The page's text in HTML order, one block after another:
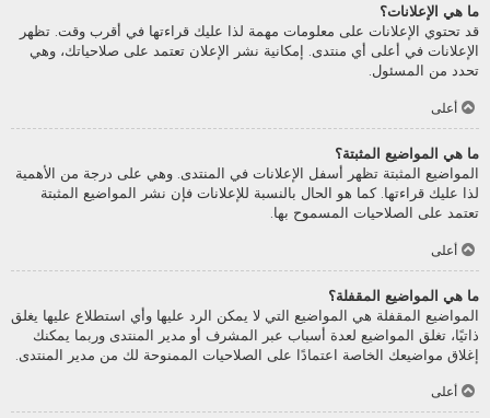
ما هي الإعلانات؟
قد تحتوي الإعلانات على معلومات مهمة لذا عليك قراءتها في أقرب وقت. تظهر
الإعلانات في أعلى أي منتدى. إمكانية نشر الإعلان تعتمد على صلاحياتك، وهي
تحدد من المسئول.
أعلى
ما هي المواضيع المثبتة؟
المواضيع المثبتة تظهر أسفل الإعلانات في المنتدى. وهي على درجة من الأهمية
لذا عليك قراءتها. كما هو الحال بالنسبة للإعلانات فإن نشر المواضيع المثبتة
تعتمد على الصلاحيات المسموح بها.
أعلى
ما هي المواضيع المقفلة؟
المواضيع المقفلة هي المواضيع التي لا يمكن الرد عليها وأي استطلاع عليها يغلق
ذاتيًا، تغلق المواضيع لعدة أسباب عبر المشرف أو مدير المنتدى وربما يمكنك
إغلاق مواضيعك الخاصة اعتمادًا على الصلاحيات الممنوحة لك من مدير المنتدى.
أعلى